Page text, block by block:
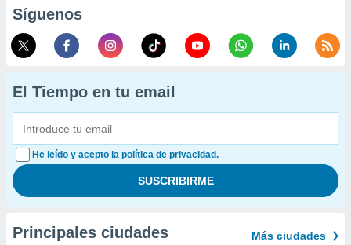
Síguenos
El Tiempo en tu email
He leído y acepto la política de privacidad.
Principales ciudades Más ciudades